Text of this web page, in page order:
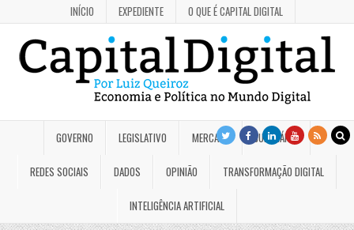
INÍCIO EXPEDIENTE O QUE É CAPITAL DIGITAL
GOVERNO LEGISLATIVO MERCADO JUDICIÁRIO
REDES SOCIAIS DADOS OPINIÃO TRANSFORMAÇÃO DIGITAL
INTELIGÊNCIA ARTIFICIAL